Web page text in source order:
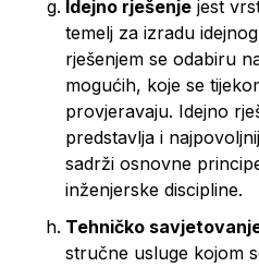
Idejno rješenje jest
temelj za izradu
rješenjem se odabiru
mogućih, koje se
provjeravaju. Idejno
predstavlja i
sadrži osnovne
inženjerske discipline.
Tehničko
stručne usluge kojom